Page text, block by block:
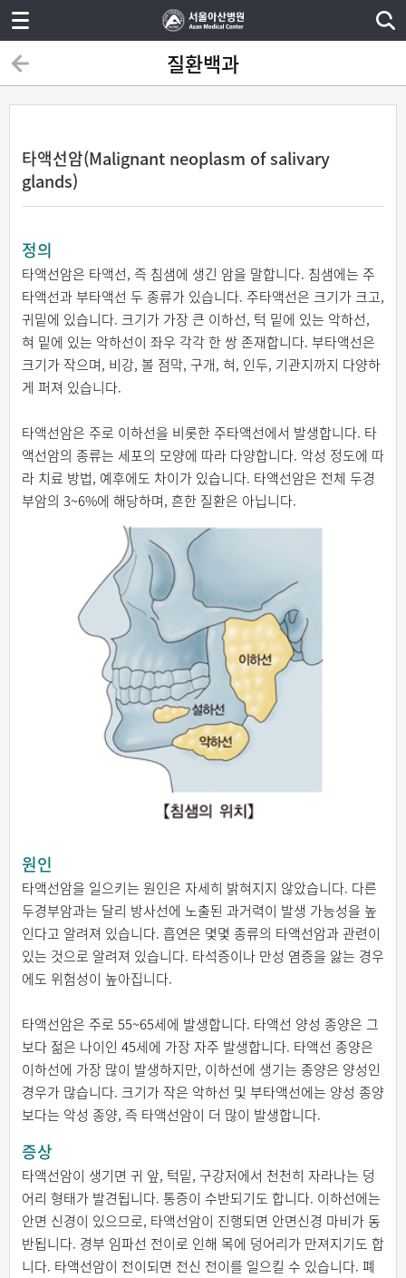
질환백과
타액선암(Malignant neoplasm of salivary
glands)
정의
타액선암은 타액선, 즉 침샘에 생긴 암을 말합니다. 침샘에는 주
타액선과 부타액선 두 종류가 있습니다. 주타액선은 크기가 크고,
귀밑에 있습니다. 크기가 가장 큰 이하선, 턱 밑에 있는 악하선,
혀 밑에 있는 악하선이 좌우 각각 한 쌍 존재합니다. 부타액선은
크기가 작으며, 비강, 볼 점막, 구개, 혀, 인두, 기관지까지 다양하
게 퍼져 있습니다.
타액선암은 주로 이하선을 비롯한 주타액선에서 발생합니다. 타
액선암의 종류는 세포의 모양에 따라 다양합니다. 악성 정도에 따
라 치료 방법, 예후에도 차이가 있습니다. 타액선암은 전체 두경
부암의 3~6%에 해당하며, 흔한 질환은 아닙니다.
원인
타액선암을 일으키는 원인은 자세히 밝혀지지 않았습니다. 다른
두경부암과는 달리 방사선에 노출된 과거력이 발생 가능성을 높
인다고 알려져 있습니다. 흡연은 몇몇 종류의 타액선암과 관련이
있는 것으로 알려져 있습니다. 타석증이나 만성 염증을 앓는 경우
에도 위험성이 높아집니다.
타액선암은 주로 55~65세에 발생합니다. 타액선 양성 종양은 그
보다 젊은 나이인 45세에 가장 자주 발생합니다. 타액선 종양은
이하선에 가장 많이 발생하지만, 이하선에 생기는 종양은 양성인
경우가 많습니다. 크기가 작은 악하선 및 부타액선에는 양성 종양
보다는 악성 종양, 즉 타액선암이 더 많이 발생합니다.
증상
타액선암이 생기면 귀 앞, 턱밑, 구강저에서 천천히 자라나는 덩
어리 형태가 발견됩니다. 통증이 수반되기도 합니다. 이하선에는
안면 신경이 있으므로, 타액선암이 진행되면 안면신경 마비가 동
반됩니다. 경부 임파선 전이로 인해 목에 덩어리가 만져지기도 합
니다. 타액선암이 전이되면 전신 전이를 일으킬 수 있습니다. 폐